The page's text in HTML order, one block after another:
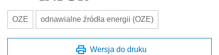
OZE odnawialne źródła energii (OZE)
Wersja do druku